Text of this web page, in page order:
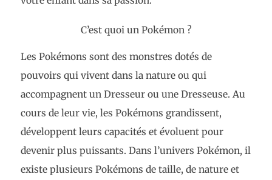
C’est quoi un Pokémon ?
Les Pokémons sont des monstres dotés de
pouvoirs qui vivent dans la nature ou qui
accompagnent un Dresseur ou une Dresseuse. Au
cours de leur vie, les Pokémons grandissent,
développent leurs capacités et évoluent pour
devenir plus puissants. Dans l’univers Pokémon, il
existe plusieurs Pokémons de taille, de nature et